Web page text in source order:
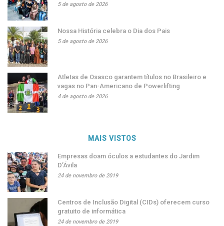
5 de agosto de 2026
Nossa História celebra o Dia dos Pais
5 de agosto de 2026
Atletas de Osasco garantem títulos no Brasileiro e
vagas no Pan-Americano de Powerlifting
4 de agosto de 2026
MAIS VISTOS
Empresas doam óculos a estudantes do Jardim
D’Ávila
24 de novembro de 2019
Centros de Inclusão Digital (CIDs) oferecem curso
gratuito de informática
24 de novembro de 2019